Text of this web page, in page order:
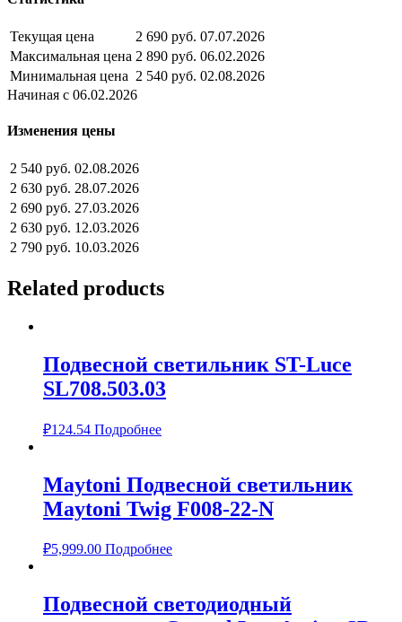
Текущая цена 2 690 руб. 07.07.2026
Максимальная цена 2 890 руб. 06.02.2026
Минимальная цена 2 540 руб. 02.08.2026
Начиная с 06.02.2026
Изменения цены
2 540 руб. 02.08.2026
2 630 руб. 28.07.2026
2 690 руб. 27.03.2026
2 630 руб. 12.03.2026
2 790 руб. 10.03.2026
Related products
Подвесной светильник ST-Luce
SL708.503.03
₽124.54 Подробнее
Maytoni Подвесной светильник
Maytoni Twig F008-22-N
₽5,999.00 Подробнее
Подвесной светодиодный